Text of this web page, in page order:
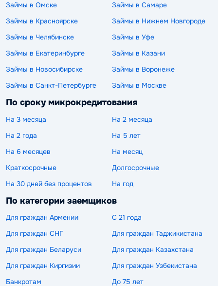
Займы в Омске
Займы в Самаре
Займы в Красноярске
Займы в Нижнем Новгороде
Займы в Челябинске
Займы в Уфе
Займы в Екатеринбурге
Займы в Казани
Займы в Новосибирске
Займы в Воронеже
Займы в Санкт-Петербурге
Займы в Москве
По сроку микрокредитования
На 3 месяца
На 2 месяца
На 2 года
На 5 лет
На 6 месяцев
На месяц
Краткосрочные
Долгосрочные
На 30 дней без процентов
На год
По категории заемщиков
Для граждан Армении
С 21 года
Для граждан СНГ
Для граждан Таджикистана
Для граждан Беларуси
Для граждан Казахстана
Для граждан Киргизии
Для граждан Узбекистана
Банкротам
До 75 лет